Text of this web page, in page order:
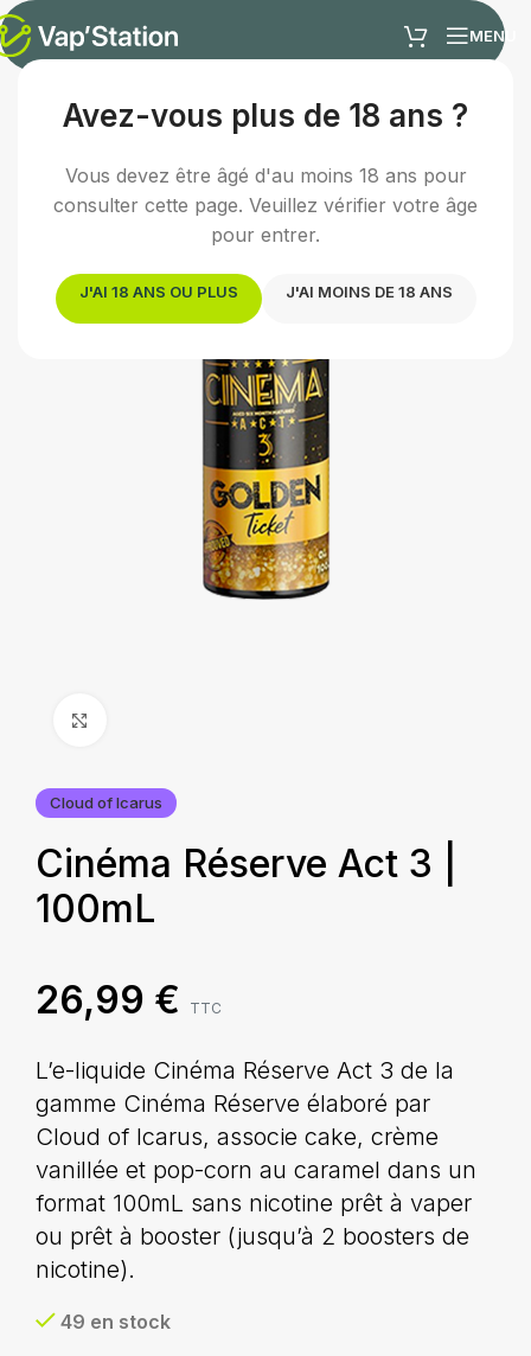
Avez-vous plus de 18 ans ?
Vous devez être âgé d'au moins 18 ans pour
consulter cette page. Veuillez vérifier votre âge
pour entrer.
J'AI 18 ANS OU PLUS J'AI MOINS DE 18 ANS
MENU
Accueil /E-liquides/E-liquide gourmand
Cloud of Icarus
Cinéma Réserve Act 3 |
100mL
26,99 € TTC
L’e-liquide Cinéma Réserve Act 3 de la
gamme Cinéma Réserve élaboré par
Cloud of Icarus, associe cake, crème
vanillée et pop-corn au caramel dans un
format 100mL sans nicotine prêt à vaper
ou prêt à booster (jusqu’à 2 boosters de
nicotine).
49 en stock